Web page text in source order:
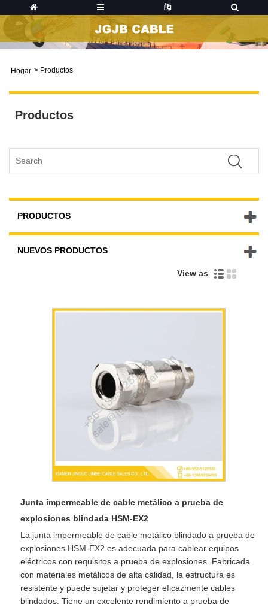
Hogar > Productos
Productos
PRODUCTOS
NUEVOS PRODUCTOS
View as
Junta impermeable de cable metálico a prueba de
explosiones blindada HSM-EX2
La junta impermeable de cable metálico blindado a prueba de
explosiones HSM-EX2 es adecuada para cablear equipos
eléctricos con requisitos a prueba de explosiones. Fabricada
con materiales metálicos de alta calidad, la estructura es
resistente y puede sujetar y proteger eficazmente cables
blindados. Tiene un excelente rendimiento a prueba de